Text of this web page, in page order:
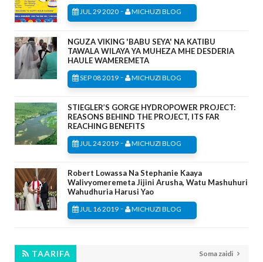
JUL 29 2020 - MICHUZI BLOG
NGUZA VIKING 'BABU SEYA' NA KATIBU
TAWALA WILAYA YA MUHEZA MHE DESDERIA
HAULE WAMEREMETA
SEP 08 2019 - MICHUZI BLOG
STIEGLER’S GORGE HYDROPOWER PROJECT:
REASONS BEHIND THE PROJECT, ITS FAR
REACHING BENEFITS
JUL 24 2019 - MICHUZI BLOG
Robert Lowassa Na Stephanie Kaaya
Walivyomeremeta Jijini Arusha, Watu Mashuhuri
Wahudhuria Harusi Yao
JUL 16 2019 - MICHUZI BLOG
TAARIFA Soma zaidi